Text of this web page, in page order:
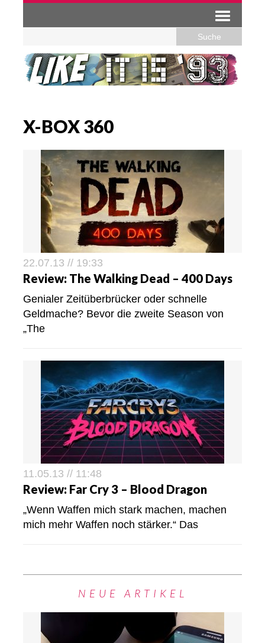
X-BOX 360
22.07.13 // 19:33
Review: The Walking Dead – 400 Days
Genialer Zeitüberbrücker oder schnelle
Geldmache? Bevor die zweite Season von
„The
11.05.13 // 11:48
Review: Far Cry 3 – Blood Dragon
„Wenn Waffen mich stark machen, machen
mich mehr Waffen noch stärker.“ Das
NEUE ARTIKEL